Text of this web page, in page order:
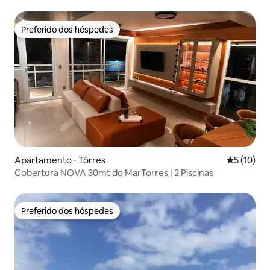
Preferido dos hóspedes
Preferido dos hóspedes
Apartamento ⋅ Tôrres 5 de uma
5 (10)
Cobertura NOVA 30mt do MarTorres | 2 Piscinas
Preferido dos hóspedes
Preferido dos hóspedes